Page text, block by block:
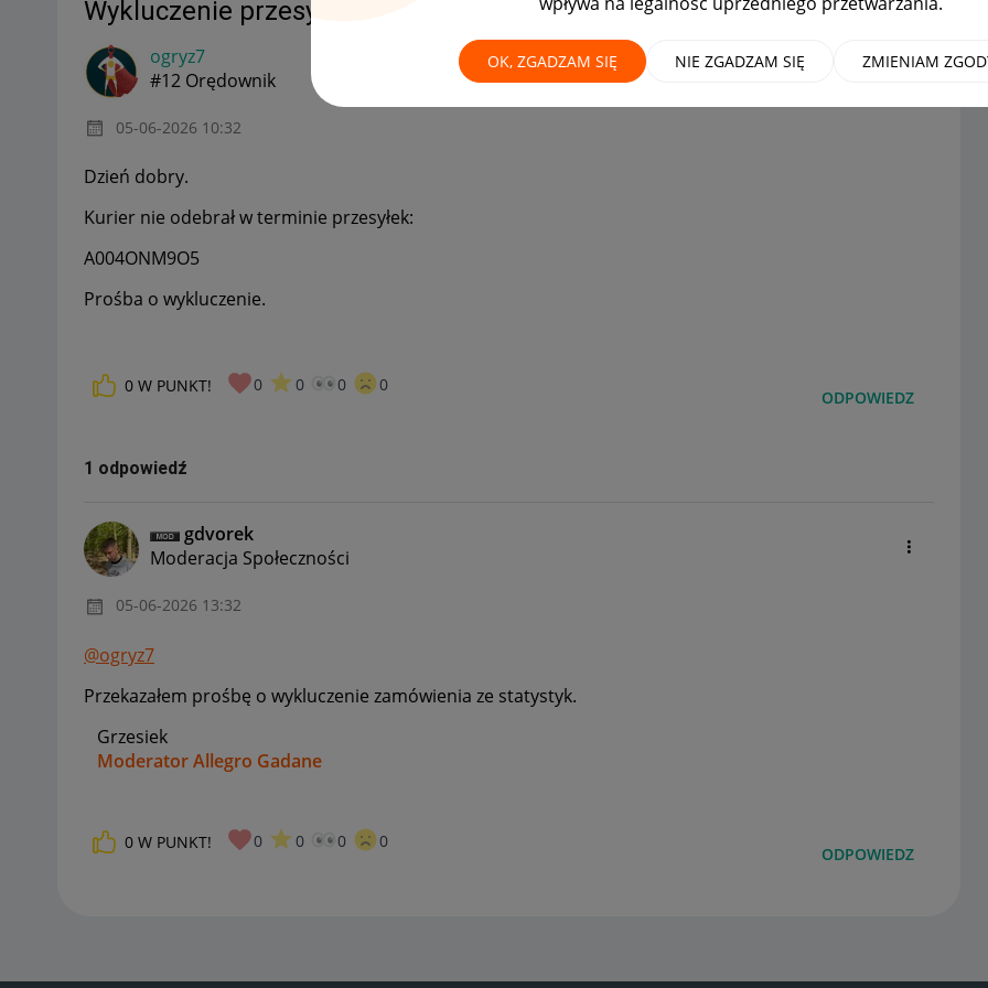
OK, ZGADZAM SIĘ NIE ZGADZAM SIĘ ZMIENIAM
Wykluczenie przesyłek
ogryz7
#12 Orędownik
‎05-06-2026 10:32
Dzień dobry.
Kurier nie odebrał w terminie przesyłek:
A004ONM9O5
Prośba o wykluczenie.
0 W PUNKT! 0 0 0 0
ODPOWIEDZ
1 odpowiedź
gdvorek
Moderacja Społeczności
‎05-06-2026 13:32
@ogryz7
Przekazałem prośbę o wykluczenie zamówienia ze statystyk.
Grzesiek
Moderator Allegro Gadane
0 W PUNKT! 0 0 0 0
ODPOWIEDZ